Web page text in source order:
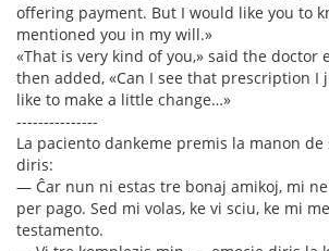
offering payment. But I would like you to
mentioned you in my will.»
«That is very kind of you,» said the doctor
then added, «Can I see that prescription I
like to make a little change…»
---------------
La paciento dankeme premis la manon de
diris:
— Ĉar nun ni estas tre bonaj amikoj, mi
per pago. Sed mi volas, ke vi sciu, ke mi
testamento.